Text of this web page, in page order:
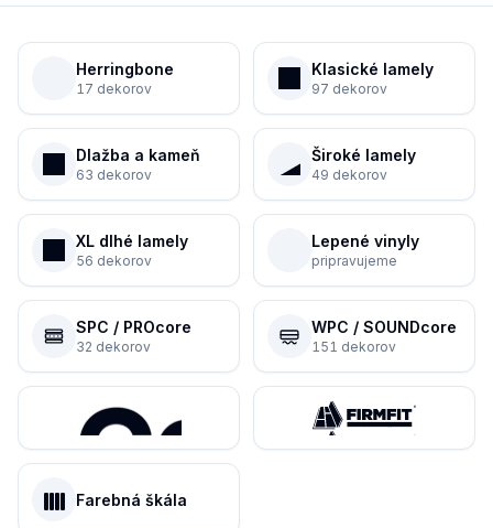
Herringbone
17 dekorov
Klasické lamely
97 dekorov
Dlažba a kameň
63 dekorov
Široké lamely
49 dekorov
XL dlhé lamely
56 dekorov
Lepené vinyly
pripravujeme
SPC / PROcore
32 dekorov
WPC / SOUNDcore
151 dekorov
Farebná škála